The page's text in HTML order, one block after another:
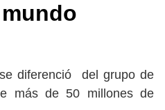
diferenció del grupo de
más de 50 millones de